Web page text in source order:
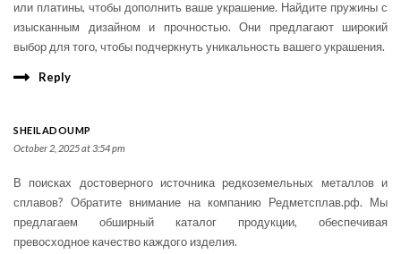
или платины, чтобы дополнить ваше украшение. Найдите пружины с
изысканным дизайном и прочностью. Они предлагают широкий
выбор для того, чтобы подчеркнуть уникальность вашего украшения.
Reply
SHEILADOUMP
October 2, 2025 at 3:54 pm
В поисках достоверного источника редкоземельных металлов и
сплавов? Обратите внимание на компанию Редметсплав.рф. Мы
предлагаем обширный каталог продукции, обеспечивая
превосходное качество каждого изделия.